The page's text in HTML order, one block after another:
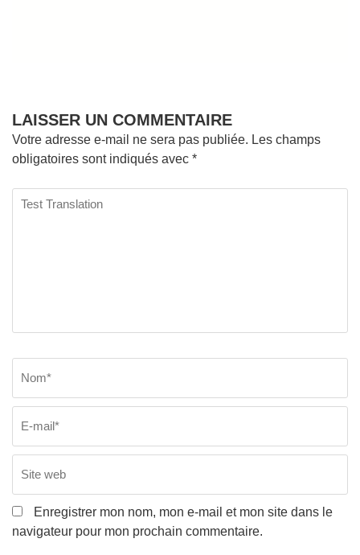
LAISSER UN COMMENTAIRE
Votre adresse e-mail ne sera pas publiée. Les champs
obligatoires sont indiqués avec *
Test
Enregistrer mon nom, mon e-mail et mon site dans le
navigateur pour mon prochain commentaire.